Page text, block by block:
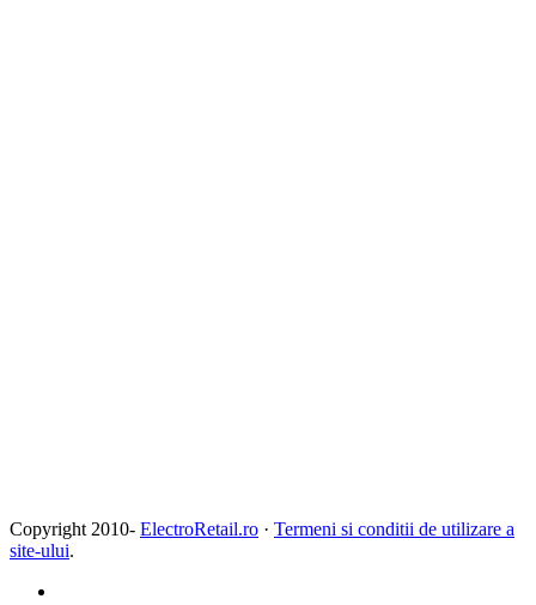
Copyright 2010- ElectroRetail.ro · Termeni si conditii de utilizare a
site-ului.